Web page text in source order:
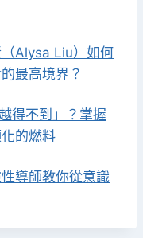
Alysa Liu）如何
最高境界？
得不到」？掌握
的燃料
導師教你從意識